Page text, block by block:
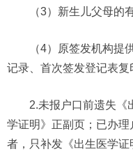
（3）新生儿父母的
（4）原签发机构提
记录、首次签发登记表复
2.未报户口前遗失《
学证明》正副页；已办理
者，只补发《出生医学证